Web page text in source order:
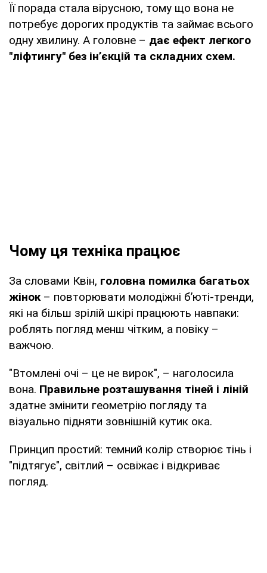
Її порада стала вірусною, тому що вона не
потребує дорогих продуктів та займає всього
одну хвилину. А головне – дає ефект легкого
"ліфтингу" без ін’єкцій та складних схем.
Чому ця техніка працює
За словами Квін, головна помилка багатьох
жінок– повторювати молодіжні б’юті-тренди,
які на більш зрілій шкірі працюють навпаки:
роблять погляд менш чітким, а повіку –
важчою.
"Втомлені очі – це не вирок", – наголосила
вона. Правильне розташування тіней і ліній
здатне змінити геометрію погляду та
візуально підняти зовнішній кутик ока.
Принцип простий: темний колір створює тінь і
"підтягує", світлий – освіжає і відкриває
погляд.